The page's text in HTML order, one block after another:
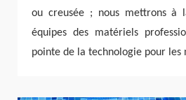
ou creusée ; nous mettrons à
équipes des matériels
pointe de la technologie pour les